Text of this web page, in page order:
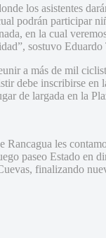
los asistentes
podrán participar
en la cual
sostuvo
a más de mil
debe inscribirse
de largada en la
Rancagua les
paseo Estado en
finalizando